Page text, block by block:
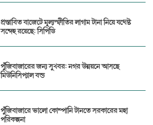
প্রস্তাবিত বাজেটে মূল্যস্ফীতির লাগাম টানা নিয়ে যথেষ্ট
সন্দেহ রয়েছে: সিপিডি
পুঁজিবাজারের জন্য সুখবর: নগর উন্নয়নে আসছে
মিউনিসিপ্যাল বন্ড
পুঁজিবাজারে ভালো কোম্পানি টানতে সরকারের মহা
পরিকল্পনা